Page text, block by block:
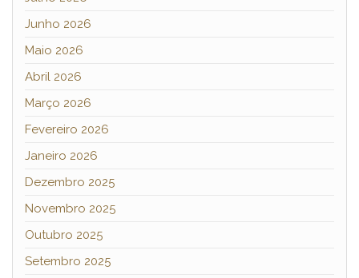
Junho 2026
Maio 2026
Abril 2026
Março 2026
Fevereiro 2026
Janeiro 2026
Dezembro 2025
Novembro 2025
Outubro 2025
Setembro 2025